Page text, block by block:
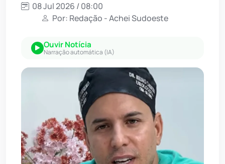
08 Jul 2026 / 08:00
Por: Redação - Achei Sudoeste
Ouvir Notícia
Narração automática (IA)